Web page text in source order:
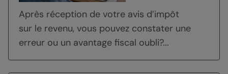
Après réception de votre avis d’impôt
sur le revenu, vous pouvez constater une
erreur ou un avantage fiscal oubli?...